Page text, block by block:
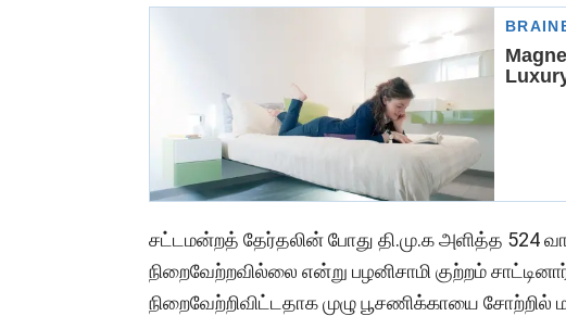
சட்டமன்றத் தேர்தலின் போது தி.மு.க அளித்த 524
நிறைவேற்றவில்லை என்று பழனிசாமி குற்றம்
நிறைவேற்றிவிட்டதாக முழு பூசணிக்காயை சோற்றில்